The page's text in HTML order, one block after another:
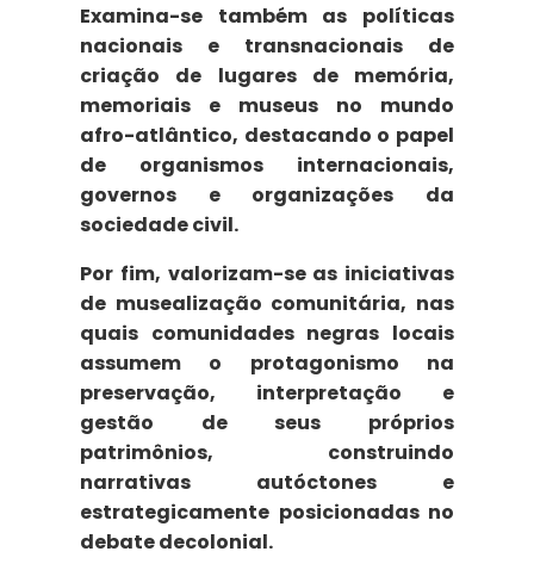
Examina-se também as
políticas
nacionais e transnacionais
de
criação de lugares de memória,
memoriais e museus no mundo
afro-atlântico, destacando o papel
de organismos internacionais,
governos e organizações da
sociedade civil.
Por fim, valorizam-se as iniciativas
de musealização comunitária, nas
quais comunidades negras locais
assumem o protagonismo na
preservação, interpretação e
gestão de seus próprios
patrimônios, construindo
narrativas autóctones e
estrategicamente posicionadas no
debate decolonial.